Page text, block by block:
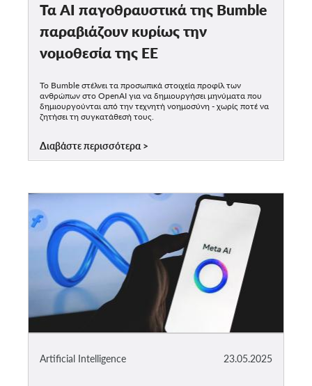
Τα AI παγοθραυστικά της Bumble
παραβιάζουν κυρίως την
νομοθεσία της ΕΕ
Το Bumble στέλνει τα προσωπικά στοιχεία προφίλ των
ανθρώπων στο OpenAI για να δημιουργήσει μηνύματα που
δημιουργούνται από την τεχνητή νοημοσύνη - χωρίς ποτέ να
ζητήσει τη συγκατάθεσή τους.
Διαβάστε περισσότερα
23.05.2025
Artificial Intelligence